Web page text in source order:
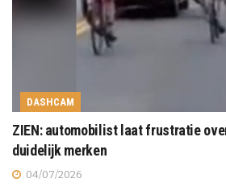
DASHCAM
ZIEN: automobilist laat frustratie
duidelijk merken
04/07/2026